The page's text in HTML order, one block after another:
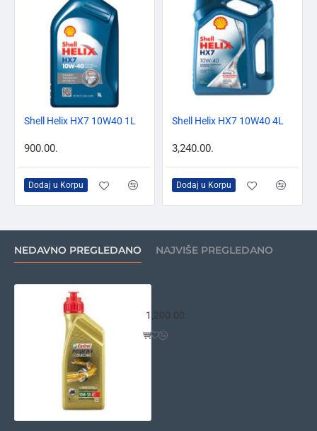
Shell Helix HX7 10W40 1L
900.00.
Dodaj u Korpu
Shell Helix HX7 10W40 4L
3,240.00.
Dodaj u Korpu
NEDAVNO PREGLEDANO NAJVIŠE PREGLEDANO
1,200.00.